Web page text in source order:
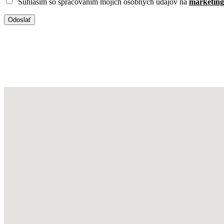
Súhlasím so spracovaním mojich osobných údajov na